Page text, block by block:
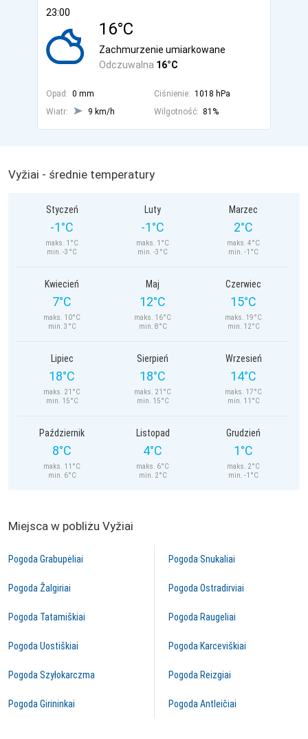
23:00
16°C
Odczuwalna 16°C
Zachmurzenie umiarkowane
Opad: 0 mm Ciśnienie: 1018 hPa
Wiatr:
9 km/h Wilgotność: 81%
Vyžiai - średnie temperatury
Styczeń
-1°C
maks. 1°C
min. -3°C
Luty
-1°C
maks. 1°C
min. -3°C
Marzec
2°C
maks. 4°C
min. -1°C
Kwiecień
7°C
maks. 10°C
min. 3°C
Maj
12°C
maks. 16°C
min. 8°C
Czerwiec
15°C
maks. 19°C
min. 12°C
Lipiec
18°C
maks. 21°C
min. 15°C
Sierpień
18°C
maks. 21°C
min. 15°C
Wrzesień
14°C
maks. 17°C
min. 11°C
Październik
8°C
maks. 11°C
min. 6°C
Listopad
4°C
maks. 6°C
min. 2°C
Grudzień
1°C
maks. 2°C
min. -1°C
Miejsca w pobliżu Vyžiai
Pogoda Grabupėliai
Pogoda Žalgiriai
Pogoda Tatamiškiai
Pogoda Uostiškiai
Pogoda Szyłokarczma
Pogoda Girininkai
Pogoda Snukaliai
Pogoda Ostradirviai
Pogoda Raugeliai
Pogoda Karceviškiai
Pogoda Reizgiai
Pogoda Antleičiai